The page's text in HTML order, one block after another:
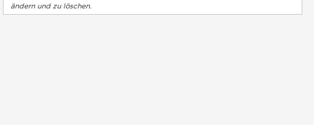
ändern und zu löschen.